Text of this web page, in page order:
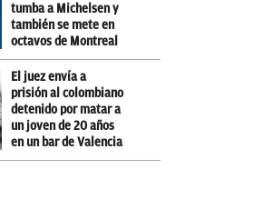
tumba a Michelsen y
también se mete en
octavos de Montreal
El juez envía a
prisión al colombiano
detenido por matar a
un joven de 20 años
en un bar de Valencia